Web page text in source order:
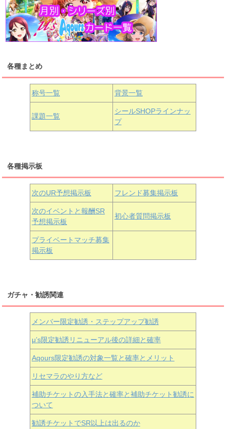
桜内梨子 高海千歌 渡辺曜
浦の星女学院1年生
津島善子 黒澤ルビィ
浦の星女学院3年生
黒澤ダイヤ
上原歩夢 宮下愛 優木せつ菜
虹ヶ咲学園1年生
中須かすみ 天王寺璃奈
朝香果林 近江彼方 エマ・ヴェルデ
各種まとめ
称号一覧 背景一覧
課題一覧
シールSHOPラインナッ
プ
各種掲示板
次のUR予想掲示板 フレンド募集掲示板
次のイベントと報酬SR
予想掲示板
初心者質問掲示板
プライベートマッチ募集
掲示板
ガチャ・勧誘関連
メンバー限定勧誘・ステップアップ勧誘
μ’s限定勧誘リニューアル後の詳細と確率
Aqours限定勧誘の対象一覧と確率とメリット
リセマラのやり方など
補助チケットの入手法と確率と補助チケット勧誘に
ついて
勧誘チケットでSR以上は出るのか